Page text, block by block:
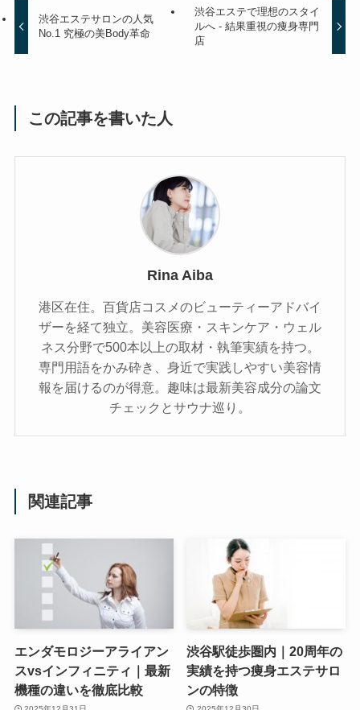
渋谷エステサロンの人気
No.1 究極の美Body革命
渋谷エステで理想のスタイ
ルへ - 結果重視の痩身専門
店
この記事を書いた人
Rina Aiba
港区在住。百貨店コスメのビューティーアドバイ
ザーを経て独立。美容医療・スキンケア・ウェル
ネス分野で500本以上の取材・執筆実績を持つ。
専門用語をかみ砕き、⾝近で実践しやすい美容情
報を届けるのが得意。趣味は最新美容成分の論文
チェックとサウナ巡り。
関連記事
エンダモロジーアライアン
スvsインフィニティ｜最新
機種の違いを徹底比較
渋谷駅徒歩圏内｜20周年の
実績を持つ痩身エステサロ
ンの特徴